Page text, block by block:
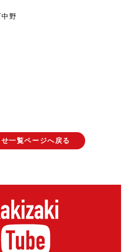
野
一覧ページへ戻る